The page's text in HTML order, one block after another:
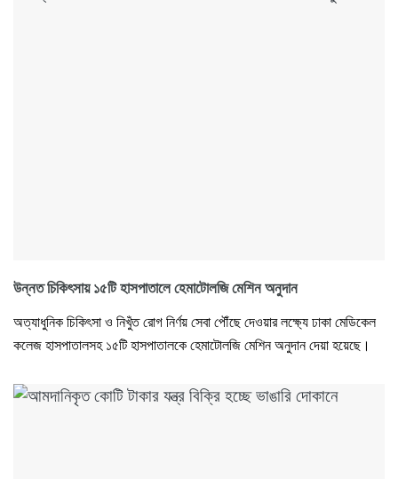
উন্নত চিকিৎসায় ১৫টি হাসপাতালে হেমাটোলজি মেশিন অনুদান
অত্যাধুনিক চিকিৎসা ও নিখুঁত রোগ নির্ণয় সেবা পৌঁছে দেওয়ার লক্ষ্যে ঢাকা মেডিকেল
কলেজ হাসপাতালসহ ১৫টি হাসপাতালকে হেমাটোলজি মেশিন অনুদান দেয়া হয়েছে।